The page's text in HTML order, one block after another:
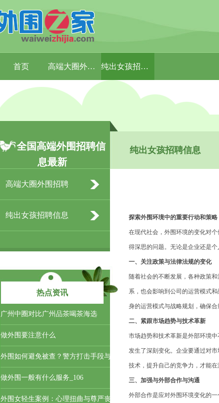
首页 高端大圈外围招聘 纯出女孩招聘信息
全国高端外围招聘信
息最新
纯出女孩招聘信息
高端大圈外围招聘
纯出女孩招聘信息
热点资讯
‌广州中圈对比广州品茶喝茶海选‌
做外围要注意什么
外围如何避免被查？警方打击手段与
做外围一般有什么服务_106
外围女轻生案例：心理扭曲与尊严丧
探索外围环境中的重要行动和策略
在现代社会，外围环境的变化对
得深思的问题。无论是企业还是
一、关注政策与法律法规的变化
随着社会的不断发展，各种政策
系，也会影响到公司的运营模式
身的运营模式与战略规划，确保合
二、紧跟市场趋势与技术革新
市场趋势和技术革新是外部环境
发生了深刻变化。企业要通过对
技术，提升自己的竞争力，才能在
三、加强与外部合作与沟通
外部合作是应对外围环境变化的